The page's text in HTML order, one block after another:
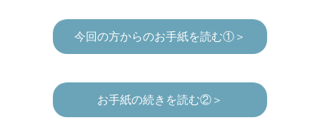
今回の方からのお手紙を読む①＞
お手紙の続きを読む②＞